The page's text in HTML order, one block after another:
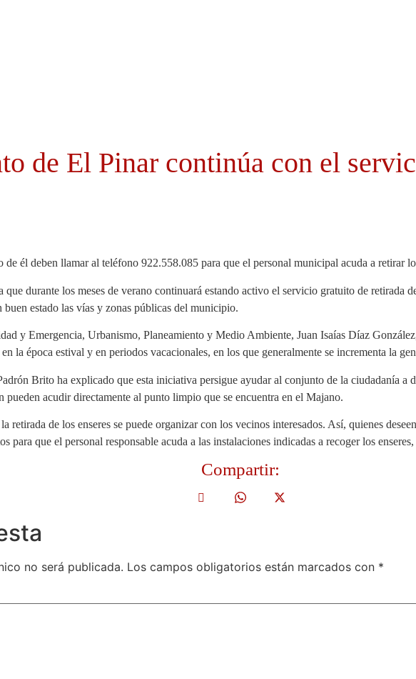
de El Pinar continúa con el
de él deben llamar al teléfono 922.558.085 para que el personal municipal acuda a retirar
durante los meses de verano continuará estando activo el servicio gratuito de retirada
estado las vías y zonas públicas del municipio.
y Emergencia, Urbanismo, Planeamiento y Medio Ambiente, Juan Isaías Díaz
la época estival y en periodos vacacionales, en los que generalmente se incrementa la
Brito ha explicado que esta iniciativa persigue ayudar al conjunto de la ciudadanía a
pueden acudir directamente al punto limpio que se encuentra en el Majano.
retirada de los enseres se puede organizar con los vecinos interesados. Así, quienes
para que el personal responsable acuda a las instalaciones indicadas a recoger los
Compartir:
no será publicada. Los campos obligatorios están marcados con *